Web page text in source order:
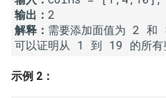
14.2. 剪绳子 II
15. 二进制中 1 的个数
16. 数值的整数次方
12. 左右两边子数组的和相等
13. 二维子矩阵的和
14. 字符串中的变位词
2.4. 分割链表
2.5. 链表求和
2.6. 回文链表
输出：
解释： 需要添加面值为 2
示例 2：